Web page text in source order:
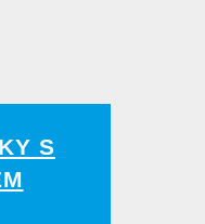
S